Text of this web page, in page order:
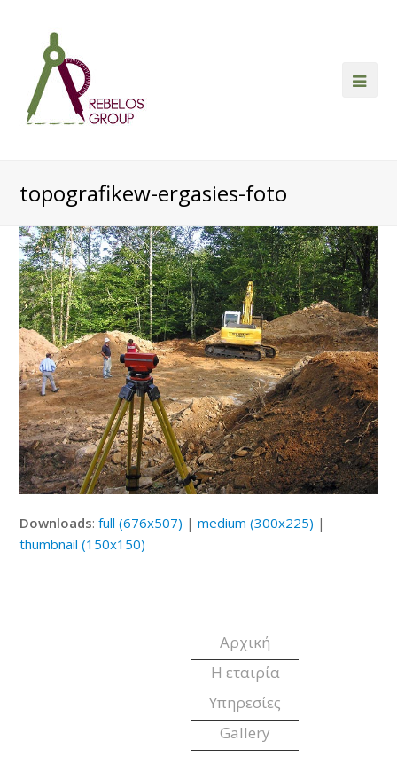
topografikew-ergasies-foto
Downloads:full (676x507) |medium (300x225) |
thumbnail (150x150)
Αρχική
Η εταιρία
Υπηρεσίες
Gallery